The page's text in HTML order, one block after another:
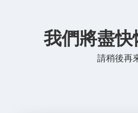
我們將盡快
請稍後再